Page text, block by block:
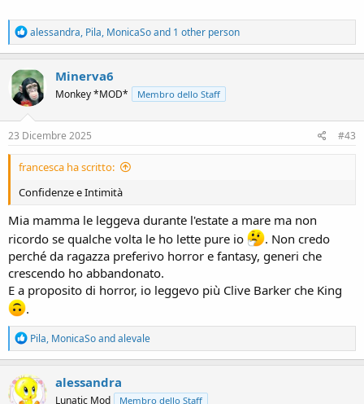
R
e
a
c
t
i
o
n
s
alessandra, Pila, MonicaSoand 1 other person
Minerva6
Monkey *MOD* Membro dello Staff
23 Dicembre 2025 #43
francesca ha scritto:
Confidenze e Intimità
Mia mamma le leggeva durante l'estate a mare ma non
ricordo se qualche volta le ho lette pure io
. Non credo
perché da ragazza preferivo horror e fantasy, generi che
crescendo ho abbandonato.
E a proposito di horror, io leggevo più Clive Barker che King
.
R
e
a
c
t
Pila, MonicaSoandalevale
alessandra
Lunatic Mod Membro dello Staff